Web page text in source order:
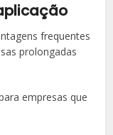
frequentes
prolongadas
empresas que